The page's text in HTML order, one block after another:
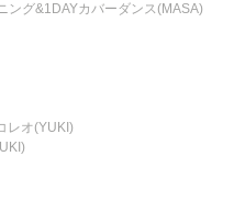
ング&1DAYカバーダンス(MASA)
レオ(YUKI)